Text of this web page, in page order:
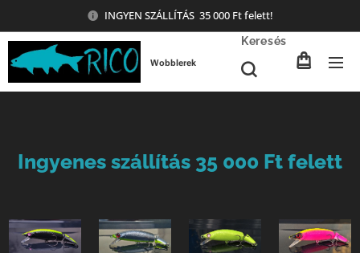
INGYEN SZÁLLÍTÁS 35 000 Ft felett!
Wobblerek
Keresés
Ingyenes szállítás 35 000 Ft felett